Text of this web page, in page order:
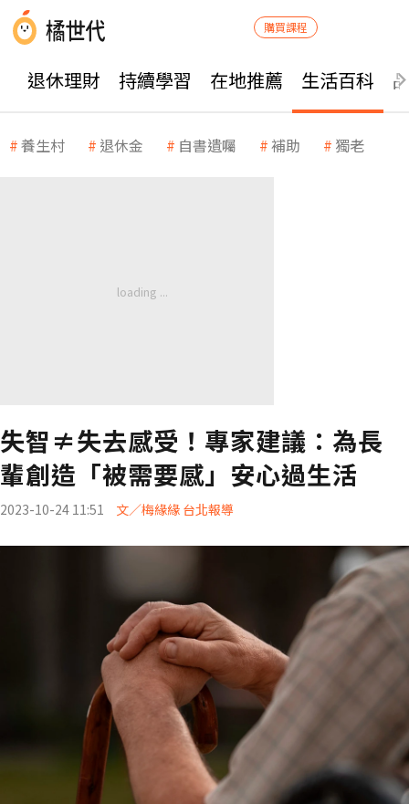
購買課程
退休理財 持續學習 在地推薦 生活百科
養生村 退休金 自書遺囑 補助 獨老
失智≠失去感受！專家建議：為長
輩創造「被需要感」安心過生活
2023-10-24 11:51 文／梅緣緣 台北報導